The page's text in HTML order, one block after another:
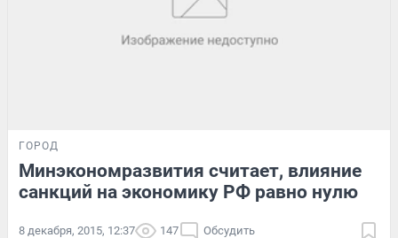
ГОРОД
Минэкономразвития считает, влияние
санкций на экономику РФ равно нулю
8 декабря, 2015, 12:37 147 Обсудить